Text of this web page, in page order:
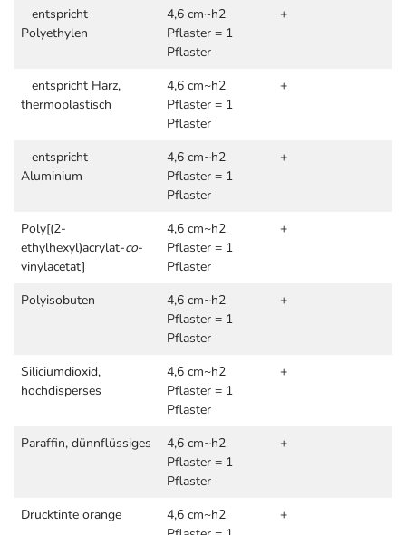
entspricht
Polyethylen
4,6 cm~h2
Pflaster = 1
Pflaster
+
entspricht Harz,
thermoplastisch
4,6 cm~h2
Pflaster = 1
Pflaster
+
entspricht
Aluminium
4,6 cm~h2
Pflaster = 1
Pflaster
+
Poly[(2-
ethylhexyl)acrylat-co-
vinylacetat]
4,6 cm~h2
Pflaster = 1
Pflaster
+
Polyisobuten
4,6 cm~h2
Pflaster = 1
Pflaster
+
Siliciumdioxid,
hochdisperses
4,6 cm~h2
Pflaster = 1
Pflaster
+
Paraffin, dünnflüssiges
4,6 cm~h2
Pflaster = 1
Pflaster
+
Drucktinte orange
4,6 cm~h2
+